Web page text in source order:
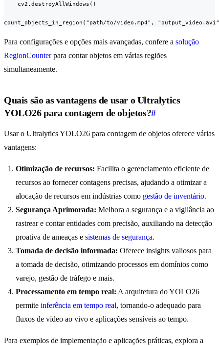
    cv2.destroyAllWindows()
count_objects_in_region("path/to/video.mp4",
Para configurações e opções mais avançadas, confere a solução
RegionCounterpara contar objetos em várias regiões
simultaneamente.
Quais são as vantagens de usar o Ultralytics
YOLO26 para contagem de objetos?#
Usar o Ultralytics YOLO26 para contagem de objetos oferece várias
vantagens:
Otimização de recursos: Facilita o gerenciamento eficiente de
recursos ao fornecer contagens precisas, ajudando a otimizar a
alocação de recursos em indústrias como gestão de inventário.
Segurança Aprimorada: Melhora a segurança e a vigilância ao
rastrear e contar entidades com precisão, auxiliando na detecção
proativa de ameaças e sistemas de segurança.
Tomada de decisão informada: Oferece insights valiosos para
a tomada de decisão, otimizando processos em domínios como
varejo, gestão de tráfego e mais.
Processamento em tempo real: A arquitetura do YOLO26
permite inferência em tempo real, tornando-o adequado para
fluxos de vídeo ao vivo e aplicações sensíveis ao tempo.
Para exemplos de implementação e aplicações práticas, explora a